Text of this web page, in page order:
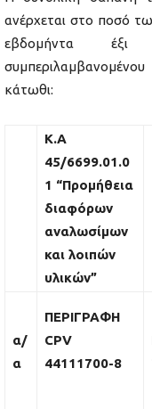
ανέρχεται στο ποσό
εβδομήντα έξι
κάτωθι:
Κ.Α
45/6699.01.0
1 “Προμήθεια
διαφόρων
αναλωσίμων
και λοιπών
υλικών”
α/
α
ΠΕΡΙΓΡΑΦΗ
CPV
44111700-8